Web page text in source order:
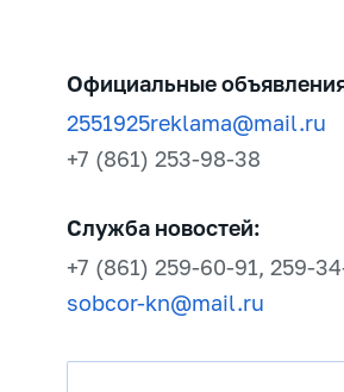
Официальные
2551925reklama@mail.ru
+7 (861) 253-98-38
Служба новостей:
+7 (861) 259-60-91, 259-
sobcor-kn@mail.ru